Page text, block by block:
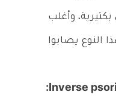
وأغلب
النوع يصابوا